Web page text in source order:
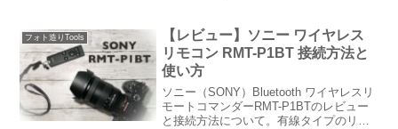
用状況を前提の記事になっています。
フォト造りTools
【レビュー】ソニー ワイヤレス
リモコン RMT-P1BT 接続方法と
使い方
ソニー（SONY）Bluetooth ワイヤレスリ
モートコマンダーRMT-P1BTのレビュー
と接続方法について。有線タイプのリモ